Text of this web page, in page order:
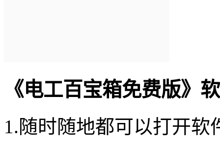
《电工百宝箱免费版》
1.随时随地都可以打开软